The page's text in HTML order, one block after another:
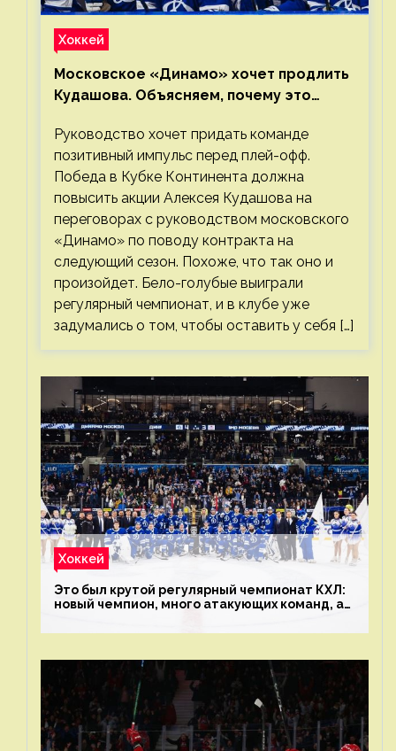
Хоккей
Московское «Динамо» хочет продлить
Кудашова. Объясняем, почему это
Руководство хочет придать команде
позитивный импульс перед плей-офф.
Победа в Кубке Континента должна
повысить акции Алексея Кудашова на
переговорах с руководством московского
«Динамо» по поводу контракта на
следующий сезон. Похоже, что так оно и
произойдет. Бело-голубые выиграли
регулярный чемпионат, и в клубе уже
задумались о том, чтобы оставить у себя […]
Хоккей
Это был крутой регулярный чемпионат КХЛ:
новый чемпион, много атакующих команд, а